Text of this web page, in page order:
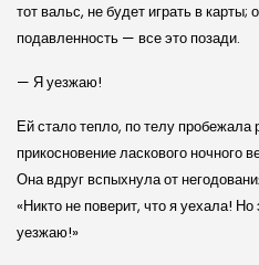
тот вальс, не будет играть в
подавленность — все это позади.
— Я уезжаю!
Ей стало тепло, по телу
прикосновение ласкового ночного
Она вдруг вспыхнула от
«Никто не поверит, что я уехала!
уезжаю!»